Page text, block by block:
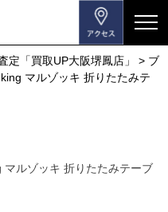
メ
ニ
ュ
ー
す
定「買取UP大阪堺鳳店」 > ブ
マルゾッキ 折りたたみテ
ルゾッキ 折りたたみテーブ